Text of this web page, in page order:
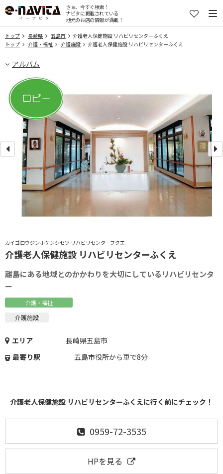
さぁ、今すぐ検索！
ナビタに掲載されている
地元のお店の情報が満載！
トップ 長崎県 五島市
介護老人保健施設 リハビリセンターふくえ
トップ
介護・福祉 介護施設 介護老人保健施設 リハビリセンターふくえ
アルバム
カイゴロウジンホケンシセツ リハビリセンターフクエ
介護老人保健施設 リハビリセンターふくえ
離島にある地域とのかかわりを大切にしているリハビリセンタ
ー
介護・福祉
介護施設
エリア
長崎県五島市
最寄り駅
五島市役所から車で8分
介護老人保健施設 リハビリセンターふくえに行く前にチェック！
0959-72-3535
HPを見る